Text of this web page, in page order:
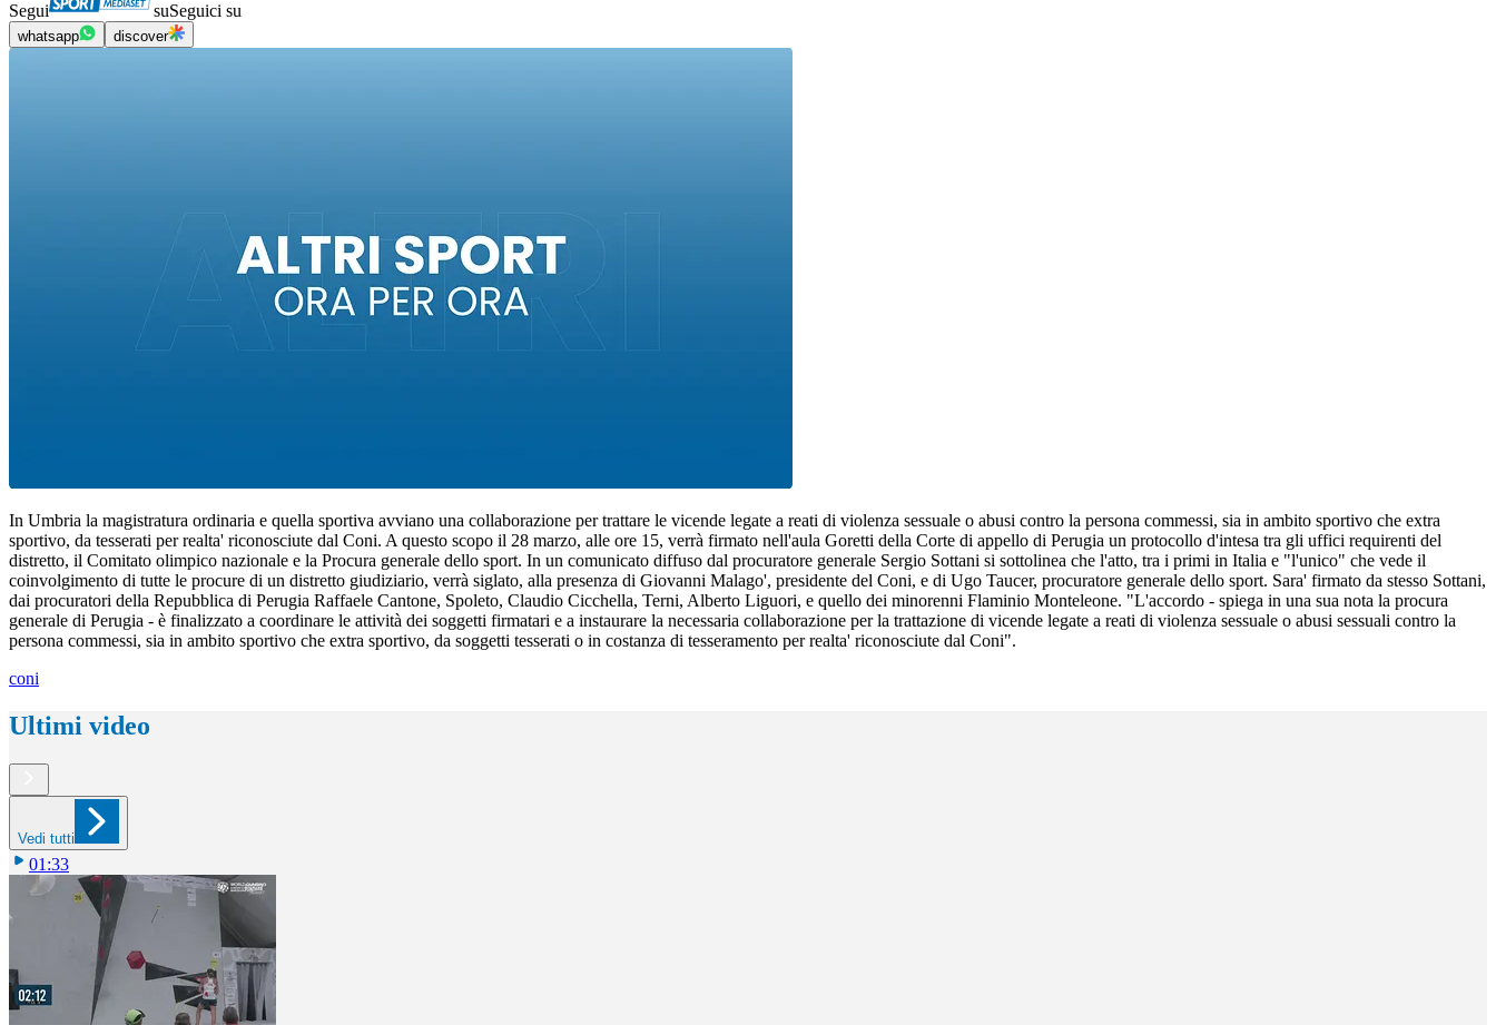
Segui suSeguici su
whatsapp discover
In Umbria la magistratura ordinaria e quella sportiva avviano una collaborazione per trattare le vicende legate a reati di violenza sessuale o abusi contro la persona commessi, sia in ambito sportivo che extra
sportivo, da tesserati per realta' riconosciute dal Coni. A questo scopo il 28 marzo, alle ore 15, verrà firmato nell'aula Goretti della Corte di appello di Perugia un protocollo d'intesa tra gli uffici requirenti del
distretto, il Comitato olimpico nazionale e la Procura generale dello sport. In un comunicato diffuso dal procuratore generale Sergio Sottani si sottolinea che l'atto, tra i primi in Italia e "l'unico" che vede il
coinvolgimento di tutte le procure di un distretto giudiziario, verrà siglato, alla presenza di Giovanni Malago', presidente del Coni, e di Ugo Taucer, procuratore generale dello sport. Sara' firmato da stesso Sottani,
dai procuratori della Repubblica di Perugia Raffaele Cantone, Spoleto, Claudio Cicchella, Terni, Alberto Liguori, e quello dei minorenni Flaminio Monteleone. "L'accordo - spiega in una sua nota la procura
generale di Perugia - è finalizzato a coordinare le attività dei soggetti firmatari e a instaurare la necessaria collaborazione per la trattazione di vicende legate a reati di violenza sessuale o abusi sessuali contro la
persona commessi, sia in ambito sportivo che extra sportivo, da soggetti tesserati o in costanza di tesseramento per realta' riconosciute dal Coni".
coni
Ultimi video
Vedi tutti
01:33